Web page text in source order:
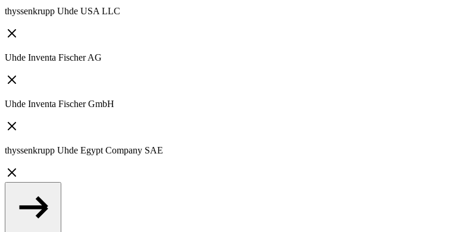
thyssenkrupp Uhde USA LLC
Uhde Inventa Fischer AG
Uhde Inventa Fischer GmbH
thyssenkrupp Uhde Egypt Company SAE